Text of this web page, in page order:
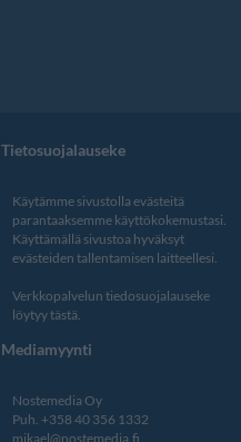
Tietosuojalauseke
Käytämme sivustolla evästeitä
parantaaksemme käyttökokemustasi.
Käyttämällä sivustoa hyväksyt
evästeiden tallentamisen laitteellesi.
Verkkopalvelun tiedosuojalauseke
löytyy tästä.
Mediamyynti
Nostemedia Oy
Puh. +358 40 356 1332
mikael@nostemedia.fi